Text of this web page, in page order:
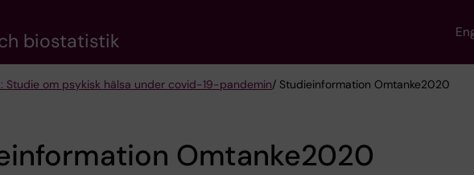
biostatistik
Studie om psykisk hälsa under covid-19-pandemin/ Studieinformation Omtanke2020
Omtanke2020